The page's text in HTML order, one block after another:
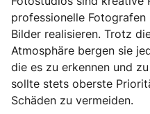
professionelle
Bilder realisieren. Trotz
Atmosphäre bergen sie
die es zu erkennen und
sollte stets oberste
Schäden zu vermeiden.